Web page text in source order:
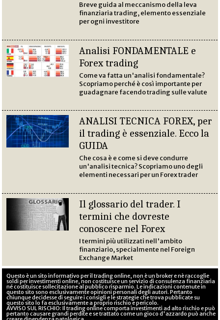
Breve guida al meccanismo della leva
finanziaria trading, elemento essenziale
per ogni investitore
Analisi FONDAMENTALE e
Forex trading
Come va fatta un'analisi fondamentale?
Scopriamo perché è così importante per
guadagnare facendo trading sulle valute
ANALISI TECNICA FOREX, per
il trading è essenziale. Ecco la
GUIDA
Che cosa è e come si deve condurre
un'analisi tecnica? Scopriamo uno degli
elementi necessari per un Forex trader
Il glossario del trader. I
termini che dovreste
conoscere nel Forex
I termini più utilizzati nell'ambito
finanziario, specialmente nel Foreign
Exchange Market
Questo è un sito informativo per il trading online, non è un broker e nè raccoglie
soldi per investimenti online, non costituisce un servizio di consulenza finanziaria
né costituisce sollecitazione al pubblico risparmio. Le indicazioni contenute in
questo sito sono esclusivamente opinioni personali degli autori. Pertanto
chiunque decidesse di seguire i consigli e le strategie che trova pubblicate su
questo sito lo fa esclusivamente a proprio rischio e pericolo.
AVVISO SUL RISCHIO: Il trading online comporta investimenti ad alto rischio e può
pertanto causare grandi perdite e se trattato come un gioco d'azzardo può anche